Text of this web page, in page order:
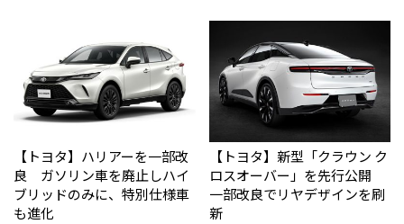
【トヨタ】ハリアーを一部改
良 ガソリン車を廃止しハイ
ブリッドのみに、特別仕様車
も進化
【トヨタ】新型「クラウン ク
ロスオーバー」を先行公開
一部改良でリヤデザインを刷
新